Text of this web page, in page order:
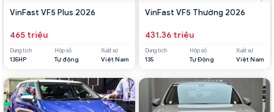
VinFast VF5 Plus 2026
465 triệu
Dung tích
135HP
Hộp số
Tự động
Xuất xứ
Việt Nam
VinFast VF5 Thường 2026
431.36 triệu
Dung tích
135
Hộp số
Tự Động
Xuất xứ
Việt Nam